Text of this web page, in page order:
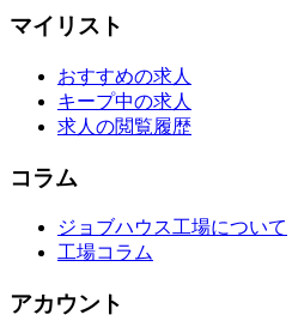
マイリスト
おすすめの求人
キープ中の求人
求人の閲覧履歴
コラム
ジョブハウス工場について
工場コラム
アカウント